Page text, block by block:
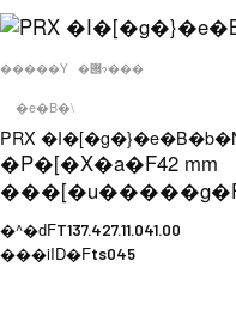
�����Y �݌ɂ���
�e�B�\
PRX
�P�[�X�a�F42 mm
�^�ԁFT137.427.11.041.00
���iID�Fts045